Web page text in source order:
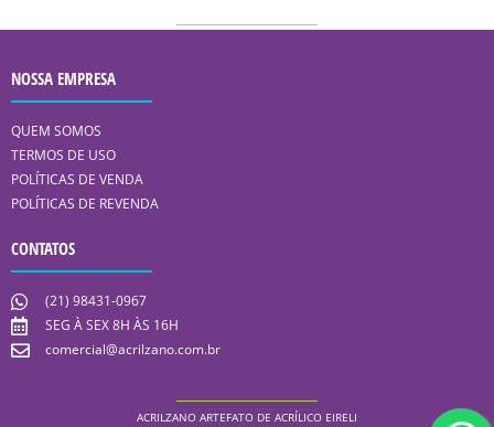
NOSSA EMPRESA
QUEM SOMOS
TERMOS DE USO
POLÍTICAS DE VENDA
POLÍTICAS DE REVENDA
CONTATOS
(21) 98431-0967
SEG À SEX 8H ÀS 16H
comercial@acrilzano.com.br
ACRILZANO ARTEFATO DE ACRÍLICO EIRELI